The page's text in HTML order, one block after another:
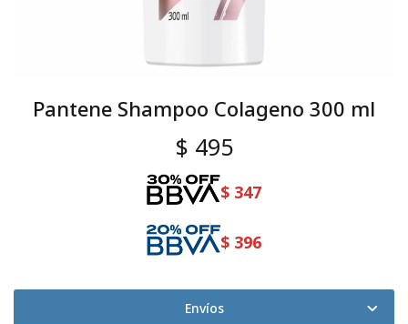
Pantene Shampoo Colageno 300 ml
$ 495
$ 347
$ 396
Envíos